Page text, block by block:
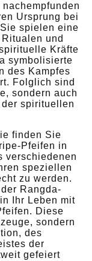
Ursprung bei
spielen eine
und
Kräfte
symbolisierte
des Kampfes
Folglich sind
sondern auch
spirituellen
finden Sie
Pfeifen in
verschiedenen
speziellen
zu werden.
Rangda-
Ihr Leben mit
Diese
sondern
des
der
gefeiert